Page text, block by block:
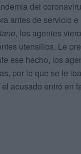
del
antes de servicio
, los agentes
utensilios. Le
ese hecho, los
por lo que se le
acusado entró en